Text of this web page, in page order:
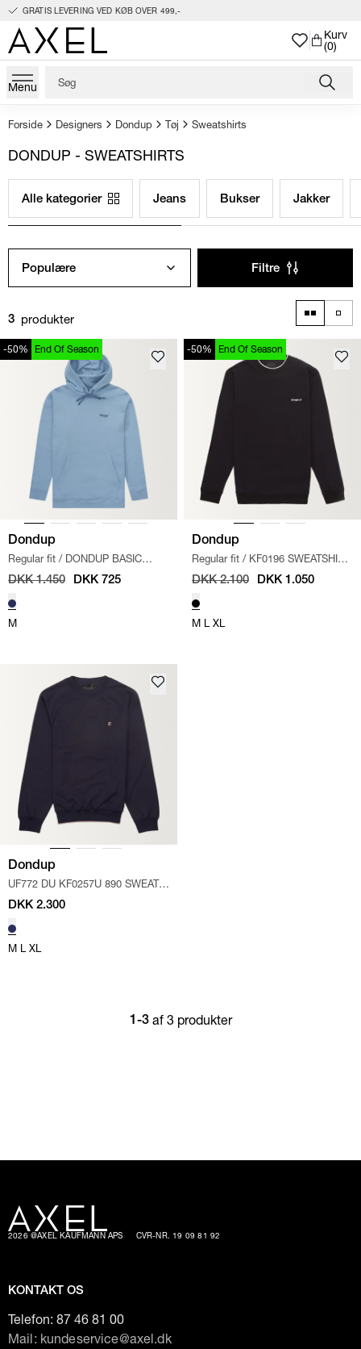
GRATIS LEVERING VED KØB OVER 499,-
Kurv
(0)
Menu
Forside Designers Dondup Tøj Sweatshirts
DONDUP - SWEATSHIRTS
Alle kategorier Jeans Bukser Jakker
Populære Filtre
3 produkter
-50% End Of Season
Dondup
Regular fit / DONDUP BASIC
HOODIE
/ LYS BLÅ
DKK 1.450 DKK 725
M
-50% End Of Season
Dondup
Regular fit / KF0196 SWEATSHIRT
/ SORT
DKK 2.100 DKK 1.050
M L XL
Dondup
UF772 DU KF0257U 890 SWEAT.S
/ NAVY
DKK 2.300
M L XL
1-3 af 3 produkter
2026 @AXEL KAUFMANN APS CVR-NR. 19 09 81 92
KONTAKT OS
Telefon: 87 46 81 00
Mail: kundeservice@axel.dk